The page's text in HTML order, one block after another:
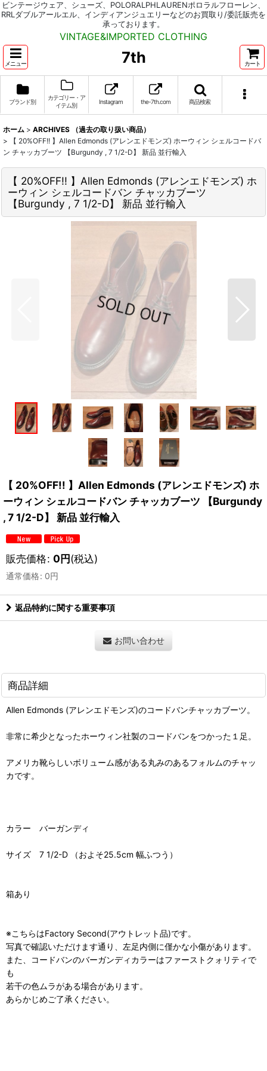
ビンテージウェア、シューズ、POLORALPHLAURENポロラルフローレン、
RRLダブルアールエル、インディアンジュエリーなどのお買取り/委託販売を
承っております。
VINTAGE&IMPORTED CLOTHING
メニュー 7th カート
ブランド別
カテゴリー・ア
イテム別
Instagram the-7th.com 商品検索
ホーム > ARCHIVES （過去の取り扱い商品）
>
【 20%OFF!! 】Allen Edmonds (アレンエドモンズ) ホーウィン シェルコードバ
ン チャッカブーツ 【Burgundy , 7 1/2-D】 新品 並行輸入
【 20%OFF!! 】Allen Edmonds (アレンエドモンズ) ホ
ーウィン シェルコードバン チャッカブーツ
【Burgundy , 7 1/2-D】 新品 並行輸入
【 20%OFF!! 】Allen Edmonds (アレンエドモンズ) ホ
ーウィン シェルコードバン チャッカブーツ 【Burgundy
, 7 1/2-D】 新品 並行輸入
販売価格: 0円(税込)
通常価格: 0円
返品特約に関する重要事項
お問い合わせ
商品詳細
Allen Edmonds (アレンエドモンズ)のコードバンチャッカブーツ。
非常に希少となったホーウィン社製のコードバンをつかった１足。
アメリカ靴らしいボリューム感がある丸みのあるフォルムのチャッ
カです。
カラー バーガンディ
サイズ 7 1/2-D （およそ25.5cm 幅ふつう）
箱あり
※こちらはFactory Second(アウトレット品)です。
写真で確認いただけます通り、左足内側に僅かな小傷があります。
また、コードバンのバーガンディカラーはファーストクォリティで
も
若干の色ムラがある場合があります。
あらかじめご了承ください。